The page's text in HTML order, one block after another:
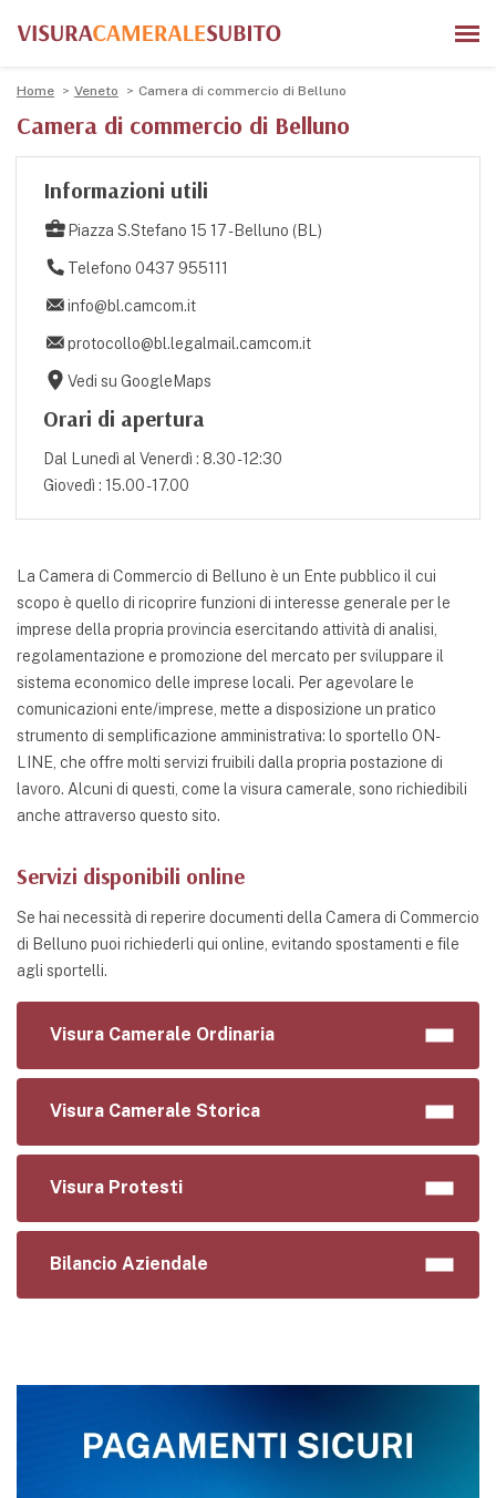
Home Veneto Camera di commercio di Belluno
Camera di commercio di Belluno
Informazioni utili
Piazza S.Stefano 15 17 - Belluno (BL)
Telefono 0437 955111
info@bl.camcom.it
protocollo@bl.legalmail.camcom.it
Vedi su GoogleMaps
Orari di apertura
Dal Lunedì al Venerdì : 8.30 - 12:30
Giovedì : 15.00 - 17.00
La Camera di Commercio di Belluno è un Ente pubblico il cui
scopo è quello di ricoprire funzioni di interesse generale per le
imprese della propria provincia esercitando attività di analisi,
regolamentazione e promozione del mercato per sviluppare il
sistema economico delle imprese locali. Per agevolare le
comunicazioni ente/imprese, mette a disposizione un pratico
strumento di semplificazione amministrativa: lo sportello ON-
LINE, che offre molti servizi fruibili dalla propria postazione di
lavoro. Alcuni di questi, come la visura camerale, sono richiedibili
anche attraverso questo sito.
Servizi disponibili online
Se hai necessità di reperire documenti della Camera di Commercio
di Belluno puoi richiederli qui online, evitando spostamenti e file
agli sportelli.
Visura Camerale Ordinaria
Visura Camerale Storica
Visura Protesti
Bilancio Aziendale